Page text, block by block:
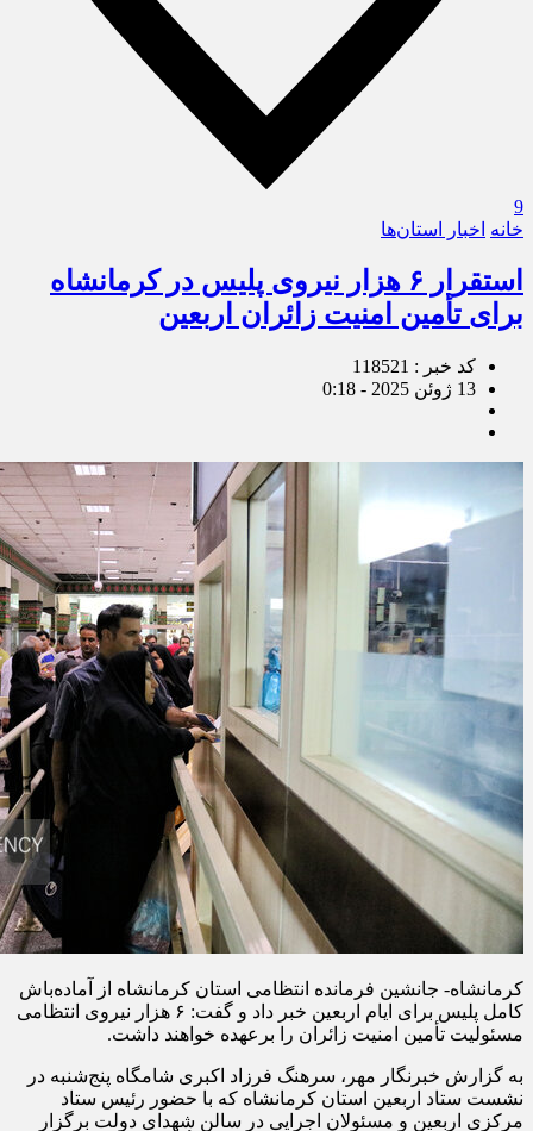
9
خانه اخبار استان‌ها
استقرار ۶ هزار نیروی پلیس در کرمانشاه
برای تأمین امنیت زائران اربعین
کد خبر : 118521
13 ژوئن 2025 - 0:18
کرمانشاه- جانشین فرمانده انتظامی استان کرمانشاه از آماده‌باش
کامل پلیس برای ایام اربعین خبر داد و گفت: ۶ هزار نیروی انتظامی
مسئولیت تأمین امنیت زائران را برعهده خواهند داشت.
به گزارش خبرنگار مهر، سرهنگ فرزاد اکبری شامگاه پنج‌شنبه در
نشست ستاد اربعین استان کرمانشاه که با حضور رئیس ستاد
مرکزی اربعین و مسئولان اجرایی در سالن شهدای دولت برگزار